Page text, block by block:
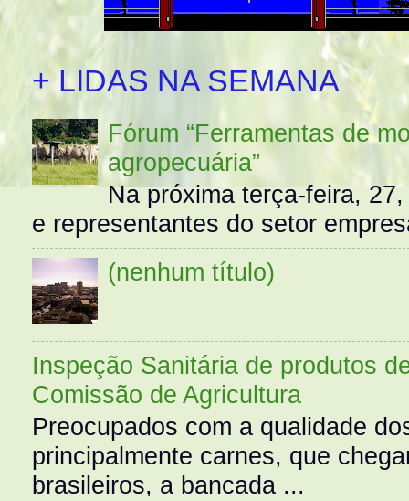
+ LIDAS NA SEMANA
Fórum “Ferramentas de
agropecuária”
Na próxima terça-feira,
e representantes do setor
(nenhum título)
Inspeção Sanitária de produtos
Comissão de Agricultura
Preocupados com a qualidade
principalmente carnes, que
brasileiros, a bancada ...